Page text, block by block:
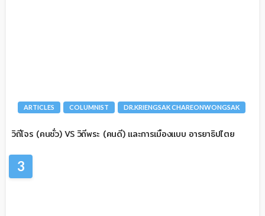
ARTICLES COLUMNIST DR.KRIENGSAK CHAREONWONGSAK
วิถีโจร (คนชั่ว) VS วิถีพระ (คนดี) และการเมืองแบบ อารยาธิปไตย
3